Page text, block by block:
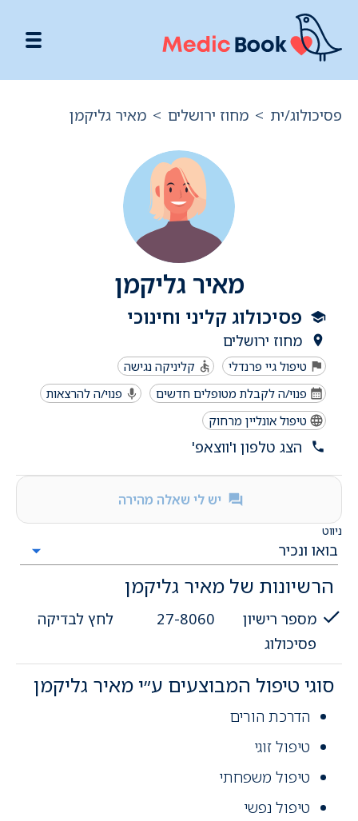
פסיכולוג/ית > מחוז ירושלים > מאיר גליקמן
מאיר גליקמן
פסיכולוג קליני וחינוכי
מחוז ירושלים
טיפול גיי פרנדלי
קליניקה נגישה
פנוי/ה לקבלת מטופלים חדשים
פנוי/ה להרצאות
טיפול אונליין מרחוק
הצג טלפון ו'ווצאפ'
יש לי שאלה מהירה
ניווט
הרשיונות של מאיר גליקמן
מספר רישיון
פסיכולוג
27-8060 לחץ לבדיקה
סוגי טיפול המבוצעים ע״י מאיר גליקמן
הדרכת הורים
טיפול זוגי
טיפול משפחתי
טיפול נפשי